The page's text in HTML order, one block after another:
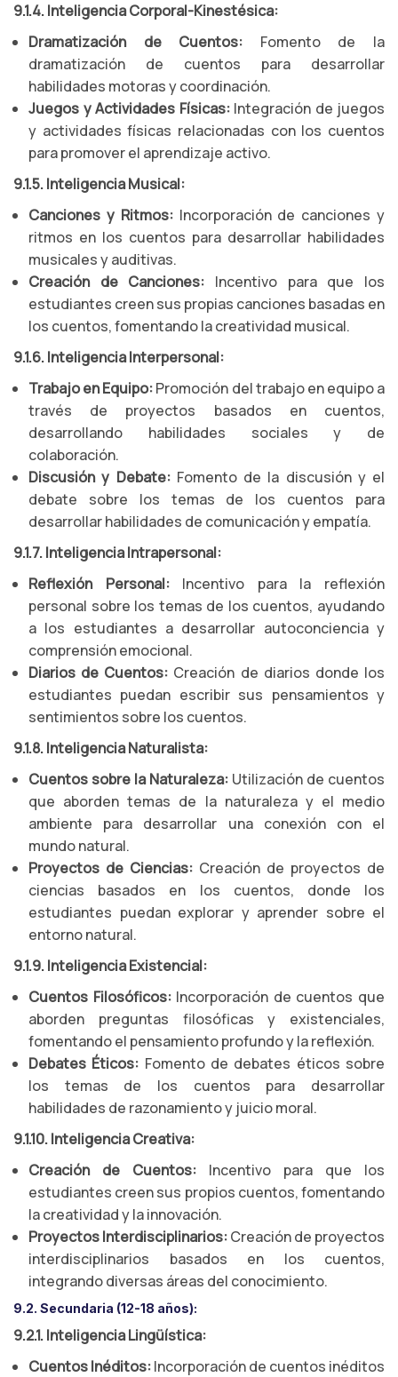
9.1.4. Inteligencia Corporal-Kinestésica:
Dramatización de Cuentos: Fomento de la
dramatización de cuentos para desarrollar
habilidades motoras y coordinación.
Juegos y Actividades Físicas:Integración de juegos
y actividades físicas relacionadas con los cuentos
para promover el aprendizaje activo.
9.1.5. Inteligencia Musical:
Canciones y Ritmos:Incorporación de canciones y
ritmos en los cuentos para desarrollar habilidades
musicales y auditivas.
Creación de Canciones: Incentivo para que los
estudiantes creen sus propias canciones basadas en
los cuentos, fomentando la creatividad musical.
9.1.6. Inteligencia Interpersonal:
Trabajo en Equipo:Promoción del trabajo en equipo a
través de proyectos basados en cuentos,
desarrollando habilidades sociales y de
colaboración.
Discusión y Debate:Fomento de la discusión y el
debate sobre los temas de los cuentos para
desarrollar habilidades de comunicación y empatía.
9.1.7. Inteligencia Intrapersonal:
Reflexión Personal:Incentivo para la reflexión
personal sobre los temas de los cuentos, ayudando
a los estudiantes a desarrollar autoconciencia y
comprensión emocional.
Diarios de Cuentos: Creación de diarios donde los
estudiantes puedan escribir sus pensamientos y
sentimientos sobre los cuentos.
9.1.8. Inteligencia Naturalista:
Cuentos sobre la Naturaleza: Utilización de cuentos
que aborden temas de la naturaleza y el medio
ambiente para desarrollar una conexión con el
mundo natural.
Proyectos de Ciencias: Creación de proyectos de
ciencias basados en los cuentos, donde los
estudiantes puedan explorar y aprender sobre el
entorno natural.
9.1.9. Inteligencia Existencial:
Cuentos Filosóficos:Incorporación de cuentos que
aborden preguntas filosóficas y existenciales,
fomentando el pensamiento profundo y la reflexión.
Debates Éticos: Fomento de debates éticos sobre
los temas de los cuentos para desarrollar
habilidades de razonamiento y juicio moral.
9.1.10. Inteligencia Creativa:
Creación de Cuentos: Incentivo para que los
estudiantes creen sus propios cuentos, fomentando
la creatividad y la innovación.
Proyectos Interdisciplinarios:Creación de proyectos
interdisciplinarios basados en los cuentos,
integrando diversas áreas del conocimiento.
9.2. Secundaria (12-18 años):
9.2.1. Inteligencia Lingüística:
Cuentos Inéditos:Incorporación de cuentos inéditos